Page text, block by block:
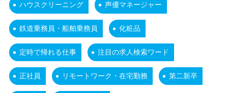
ハウスクリーニング 声優マネージャー
鉄道乗務員・船舶乗務員 化粧品
定時で帰れる仕事 注目の求人検索ワード
正社員 リモートワーク・在宅勤務 第二新卒